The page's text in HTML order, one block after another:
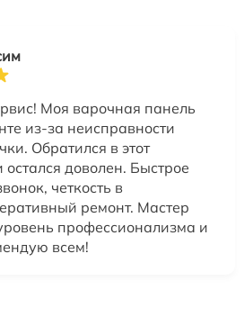
Моя варочная панель
из-за неисправности
Обратился в этот
доволен. Быстрое
четкость в
ремонт. Мастер
профессионализма и
всем!